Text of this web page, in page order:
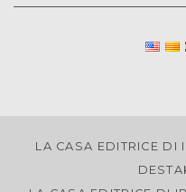
LA CASA EDITRICE DI